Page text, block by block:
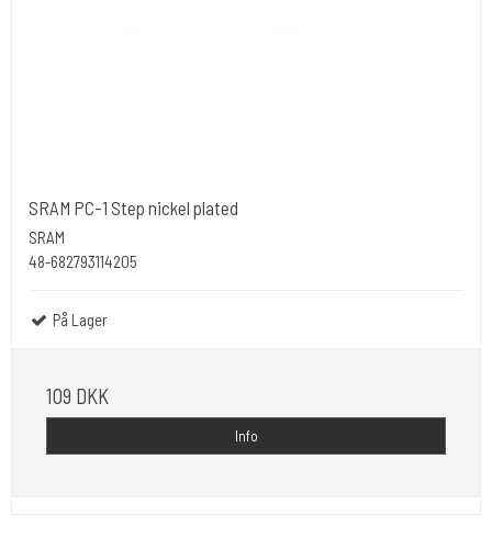
SRAM PC-1 Step nickel plated
SRAM
48-682793114205
På Lager
109 DKK
Info